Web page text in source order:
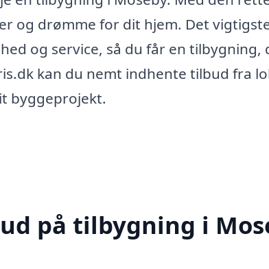
og drømme for dit hjem. Det
og service, så du får en tilbygning,
kan du nemt indhente tilbud fra
byggeprojekt.
på tilbygning i